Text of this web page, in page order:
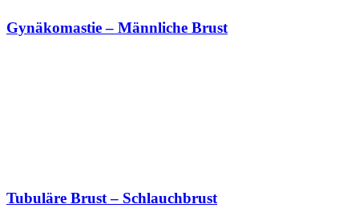
Gynäkomastie – Männliche Brust
Tubuläre Brust – Schlauchbrust